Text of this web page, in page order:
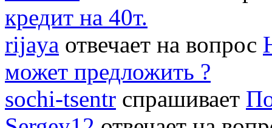
кредит на 40т.
rijaya отвечает на вопрос
может предложить ?
sochi-tsentr спрашивает